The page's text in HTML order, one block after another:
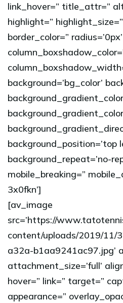
link_hover=” title_attr=”
highlight=”
border_color=”
background=’bg_color’
background_position=’top
background_repeat=’no-
mobile_breaking=”
3x0fkn’]
[av_image
src=’https://
content/uploads/2019/
a32a-b1aa9241ac97.jpg’
attachment_size=’full’
hover=” link=” target=”
appearance=”